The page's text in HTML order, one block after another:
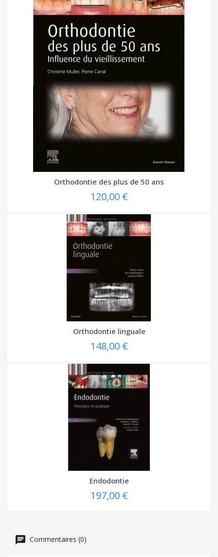
Orthodontie des plus de 50 ans
120,00 €
Orthodontie linguale
148,00 €
Endodontie
197,00 €
Commentaires (0)